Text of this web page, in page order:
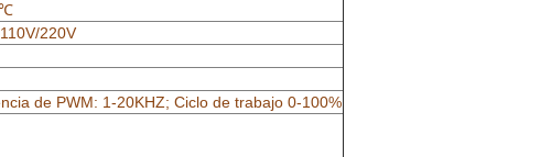
220V
de PWM: 1-20KHZ; Ciclo de trabajo 0-100%